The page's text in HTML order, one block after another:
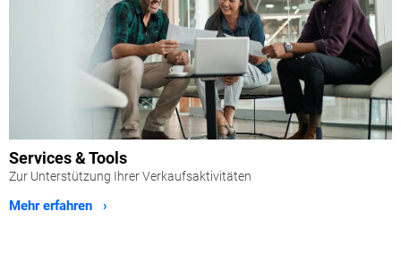
Services & Tools
Zur Unterstützung Ihrer Verkaufsaktivitäten
Mehr erfahren ›